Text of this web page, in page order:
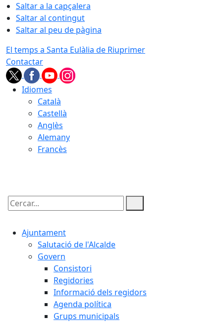
Saltar a la capçalera
Saltar al contingut
Saltar al peu de pàgina
El temps a Santa Eulàlia de Riuprimer
Contactar
Idiomes
Català
Castellà
Anglès
Alemany
Francès
Cercar:
Ajuntament
Salutació de l'Alcalde
Govern
Consistori
Regidories
Informació dels regidors
Agenda política
Grups municipals